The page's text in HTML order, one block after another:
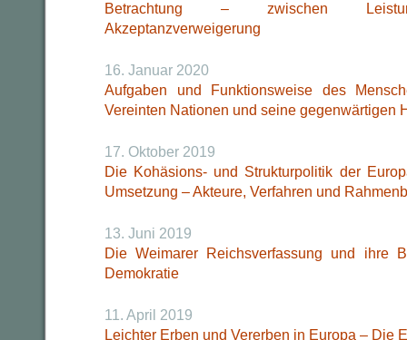
Betrachtung – zwischen
Akzeptanzverweigerung
16. Januar 2020
Aufgaben und Funktionsweise des
Vereinten Nationen und seine gegenwärtigen
17. Oktober 2019
Die Kohäsions- und Strukturpolitik der
Umsetzung – Akteure, Verfahren und
13. Juni 2019
Die Weimarer Reichsverfassung und ihre
Demokratie
11. April 2019
Leichter Erben und Vererben in Europa – Die